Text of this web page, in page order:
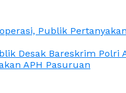
Publik
Desak Bareskrim Polri
APH Pasuruan